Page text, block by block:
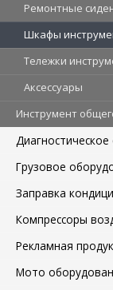
Ремонтные
Шкафы
Тележки
Аксессуары
Инструмент
Грузовое
Заправка
Компрессоры
Рекламная
Мото